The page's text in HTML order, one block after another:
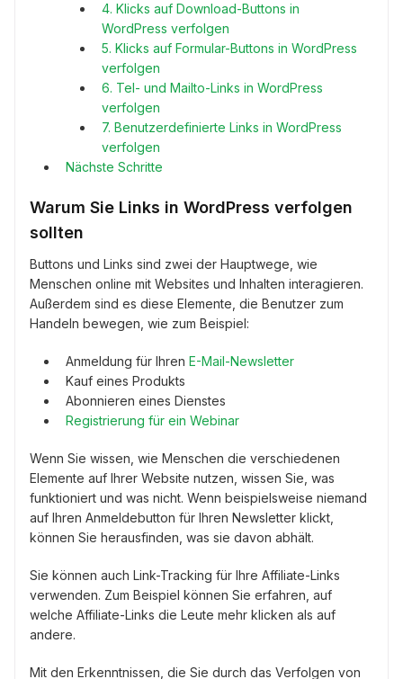
4. Klicks auf Download-Buttons in
WordPress verfolgen
5. Klicks auf Formular-Buttons in WordPress
verfolgen
6. Tel- und Mailto-Links in WordPress
verfolgen
7. Benutzerdefinierte Links in WordPress
verfolgen
Nächste Schritte
Warum Sie Links in WordPress verfolgen
sollten
Buttons und Links sind zwei der Hauptwege, wie
Menschen online mit Websites und Inhalten interagieren.
Außerdem sind es diese Elemente, die Benutzer zum
Handeln bewegen, wie zum Beispiel:
Anmeldung für Ihren E-Mail-Newsletter
Kauf eines Produkts
Abonnieren eines Dienstes
Registrierung für ein Webinar
Wenn Sie wissen, wie Menschen die verschiedenen
Elemente auf Ihrer Website nutzen, wissen Sie, was
funktioniert und was nicht. Wenn beispielsweise niemand
auf Ihren Anmeldebutton für Ihren Newsletter klickt,
können Sie herausfinden, was sie davon abhält.
Sie können auch Link-Tracking für Ihre Affiliate-Links
verwenden. Zum Beispiel können Sie erfahren, auf
welche Affiliate-Links die Leute mehr klicken als auf
andere.
Mit den Erkenntnissen, die Sie durch das Verfolgen von